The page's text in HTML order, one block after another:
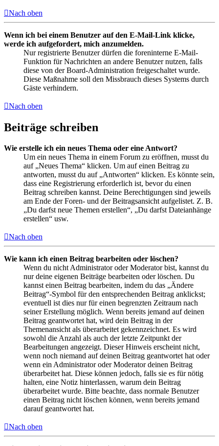
Nach oben
Wenn ich bei einem Benutzer auf den E-Mail-Link klicke,
werde ich aufgefordert, mich anzumelden.
Nur registrierte Benutzer dürfen die foreninterne E-Mail-
Funktion für Nachrichten an andere Benutzer nutzen, falls
diese von der Board-Administration freigeschaltet wurde.
Diese Maßnahme soll den Missbrauch dieses Systems durch
Gäste verhindern.
Nach oben
Beiträge schreiben
Wie erstelle ich ein neues Thema oder eine Antwort?
Um ein neues Thema in einem Forum zu eröffnen, musst du
auf „Neues Thema“ klicken. Um auf einen Beitrag zu
antworten, musst du auf „Antworten“ klicken. Es könnte sein,
dass eine Registrierung erforderlich ist, bevor du einen
Beitrag schreiben kannst. Deine Berechtigungen sind jeweils
am Ende der Foren- und der Beitragsansicht aufgelistet. Z. B.
„Du darfst neue Themen erstellen“, „Du darfst Dateianhänge
erstellen“ usw.
Nach oben
Wie kann ich einen Beitrag bearbeiten oder löschen?
Wenn du nicht Administrator oder Moderator bist, kannst du
nur deine eigenen Beiträge bearbeiten oder löschen. Du
kannst einen Beitrag bearbeiten, indem du das „Ändere
Beitrag“-Symbol für den entsprechenden Beitrag anklickst;
eventuell ist dies nur für einen begrenzten Zeitraum nach
seiner Erstellung möglich. Wenn bereits jemand auf deinen
Beitrag geantwortet hat, wird dein Beitrag in der
Themenansicht als überarbeitet gekennzeichnet. Es wird
sowohl die Anzahl als auch der letzte Zeitpunkt der
Bearbeitungen angezeigt. Dieser Hinweis erscheint nicht,
wenn noch niemand auf deinen Beitrag geantwortet hat oder
wenn ein Administrator oder Moderator deinen Beitrag
überarbeitet hat. Diese können jedoch, falls sie es für nötig
halten, eine Notiz hinterlassen, warum dein Beitrag
überarbeitet wurde. Bitte beachte, dass normale Benutzer
einen Beitrag nicht löschen können, wenn bereits jemand
darauf geantwortet hat.
Nach oben